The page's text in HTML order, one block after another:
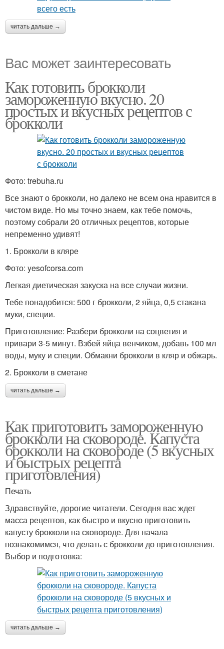
читать дальше →
Вас может заинтересовать
Как готовить брокколи
замороженную вкусно. 20
простых и вкусных рецептов с
брокколи
Фото: trebuha.ru
Все знают о брокколи, но далеко не всем она нравится в
чистом виде. Но мы точно знаем, как тебе помочь,
поэтому собрали 20 отличных рецептов, которые
непременно удивят!
1. Брокколи в кляре
Фото: yesofcorsa.com
Легкая диетическая закуска на все случаи жизни.
Тебе понадобится: 500 г брокколи, 2 яйца, 0,5 стакана
муки, специи.
Приготовление: Разбери брокколи на соцветия и
привари 3-5 минут. Взбей яйца венчиком, добавь 100 мл
воды, муку и специи. Обмакни брокколи в кляр и обжарь.
2. Брокколи в сметане
читать дальше →
Как приготовить замороженную
брокколи на сковороде. Капуста
брокколи на сковороде (5 вкусных
и быстрых рецепта
приготовления)
Печать
Здравствуйте, дорогие читатели. Сегодня вас ждет
масса рецептов, как быстро и вкусно приготовить
капусту брокколи на сковороде. Для начала
познакомимся, что делать с брокколи до приготовления.
Выбор и подготовка:
читать дальше →